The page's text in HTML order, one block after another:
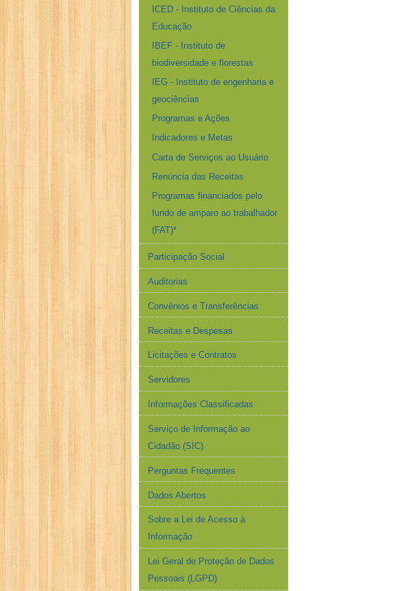
ICED - Instituto de Ciências da
Educação
IBEF - Instituto de
biodiversidade e florestas
IEG - Instituto de engenharia e
geociências
Programas e Ações
Indicadores e Metas
Carta de Serviços ao Usuário
Renúncia das Receitas
Programas financiados pelo
fundo de amparo ao trabalhador
(FAT)*
Participação Social
Auditorias
Convênios e Transferências
Receitas e Despesas
Licitações e Contratos
Servidores
Informações Classificadas
Serviço de Informação ao
Cidadão (SIC)
Perguntas Frequentes
Dados Abertos
Sobre a Lei de Acesso à
Informação
Lei Geral de Proteção de Dados
Pessoais (LGPD)